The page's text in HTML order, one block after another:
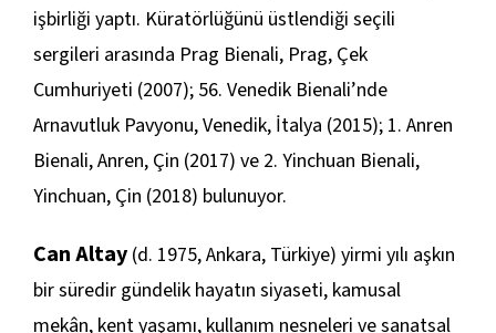
işbirliği yaptı. Küratörlüğünü üstlendiği seçili
sergileri arasında Prag Bienali, Prag, Çek
Cumhuriyeti (2007); 56. Venedik Bienali’nde
Arnavutluk Pavyonu, Venedik, İtalya (2015); 1. Anren
Bienali, Anren, Çin (2017) ve 2. Yinchuan Bienali,
Yinchuan, Çin (2018) bulunuyor.
Can Altay (d. 1975, Ankara, Türkiye) yirmi yılı aşkın
bir süredir gündelik hayatın siyaseti, kamusal
mekân, kent yaşamı, kullanım nesneleri ve sanatsal